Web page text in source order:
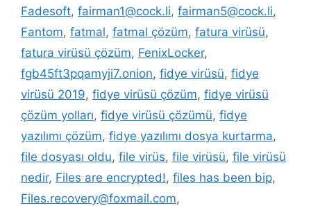
Fadesoft, fairman1@cock.li, fairman5@cock.li,
Fantom, fatmal, fatmal çözüm, fatura virüsü,
fatura virüsü çözüm, FenixLocker,
fgb45ft3pqamyji7.onion, fidye virüsü, fidye
virüsü 2019, fidye virüsü çözüm, fidye virüsü
çözüm yolları, fidye virüsü çözümü, fidye
yazılımı çözüm, fidye yazılımı dosya kurtarma,
file dosyası oldu, file virüs, file virüsü, file virüsü
nedir, Files are encrypted!, files has been bip,
Files.recovery@foxmail.com,